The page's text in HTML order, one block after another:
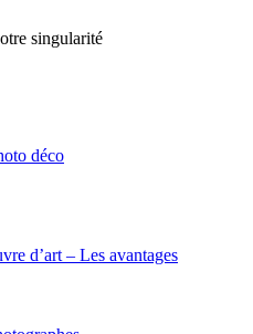
singularité
déco
d’art – Les avantages